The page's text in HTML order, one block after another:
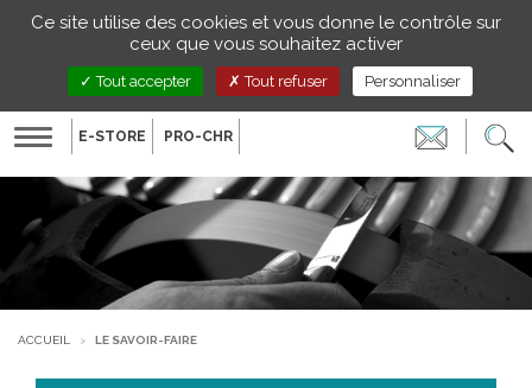
Toggle
navigation
FR
E-STORE PRO-CHR
ACCUEIL LE SAVOIR-FAIRE
Gestion de vos préférences sur les cookies
Ce site utilise des cookies et vous donne le contrôle sur
ceux que vous souhaitez activer
Tout accepter Tout refuser Personnaliser